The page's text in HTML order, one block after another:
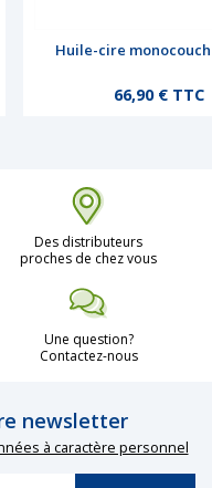
Huile-cire
Prix
66,90 € TTC
Des distributeurs
proches de chez vous
Une question?
Contactez-nous
newsletter
à caractère personnel